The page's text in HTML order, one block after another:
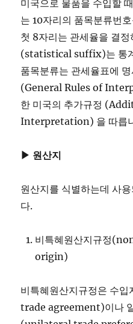
미국으로 물품을 수입할
는 10자리의 품목분류번
첫 8자리는 관세율을 결
(statistical suffix)는 통
품목분류는 관세율표에
(General Rules of
한 미국의 추가규정
Interpretation) 을 따릅
▶ 원산지
원산지를 식별하는데 사
다.
비특혜원산지규정
origin)
비특혜원산지규정은 수
trade agreement)이나